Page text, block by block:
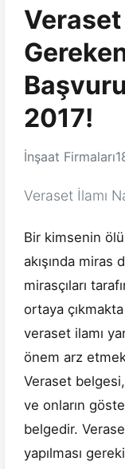
2017!
İnşaat Firmaları
Veraset İlamı
Bir kimsenin
akışında miras
mirasçıları
ortaya
veraset ilamı
önem arz
Veraset
ve onların
belgedir.
yapılması